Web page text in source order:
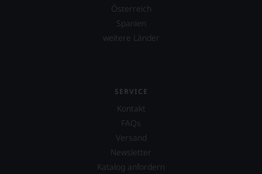
Österreich
Spanien
weitere Länder
SERVICE
Kontakt
FAQs
Versand
Newsletter
Katalog anfordern